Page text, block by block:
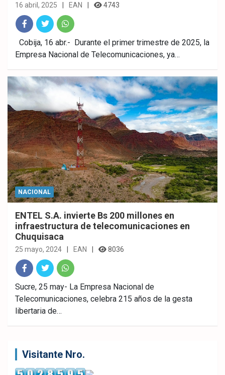
16 abril, 2025 EAN 4743
Fac
ebo
ok
Twitt
er
What
sAp
p
Cobija, 16 abr.- Durante el primer trimestre de 2025, la
Empresa Nacional de Telecomunicaciones, ya…
NACIONAL
ENTEL S.A. invierte Bs 200 millones en
infraestructura de telecomunicaciones en
Chuquisaca
25 mayo, 2024 EAN 8036
Fac
ebo
Twitt
er
What
sAp
Sucre, 25 may- La Empresa Nacional de
Telecomunicaciones, celebra 215 años de la gesta
libertaria de…
Visitante Nro.